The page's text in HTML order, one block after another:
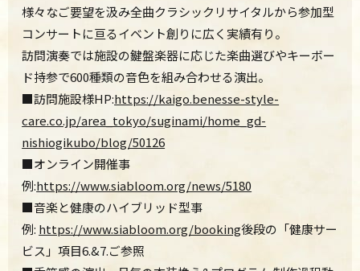
様々なご要望を汲み全曲クラシックリサイタルから参加型
コンサートに亘るイベント創りに広く実績有り。
訪問演奏では施設の鍵盤楽器に応じた楽曲選びやキーボー
ド持参で600種類の音色を組み合わせる演出。
■訪問施設様HP:https://kaigo.benesse-style-
care.co.jp/area_tokyo/suginami/home_gd-
nishiogikubo/blog/50126
■オンライン開催事
例:https://www.siabloom.org/news/5180
■音楽と健康のハイブリッド型事
例: https://www.siabloom.org/booking後段の「健康サー
ビス」項目6.&7.ご参照